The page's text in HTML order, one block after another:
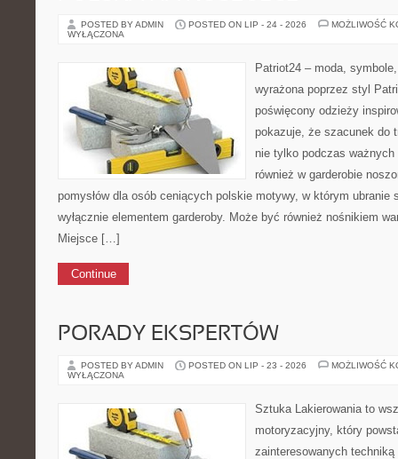
POSTED BY ADMIN POSTED ON LIP - 24 - 2026
MOŻLIWOŚĆ
WYŁĄCZONA
Patriot24 – moda,
wyrażona poprzez styl
poświęcony odzieży
pokazuje, że szacunek do
nie tylko podczas
również w garderobie
pomysłów dla osób ceniących polskie motywy, w którym
wyłącznie elementem garderoby. Może być również nośnikiem
Miejsce […]
Continue
PORADY EKSPERTÓW
POSTED BY ADMIN POSTED ON LIP - 23 - 2026
MOŻLIWOŚĆ
WYŁĄCZONA
Sztuka Lakierowania to
motoryzacyjny, który
zainteresowanych